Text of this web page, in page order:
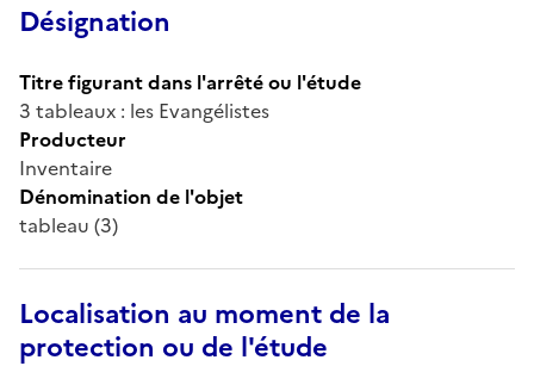
Désignation
Titre figurant dans l'arrêté ou l'étude
3 tableaux : les Evangélistes
Producteur
Inventaire
Dénomination de l'objet
tableau (3)
Localisation au moment de la
protection ou de l'étude